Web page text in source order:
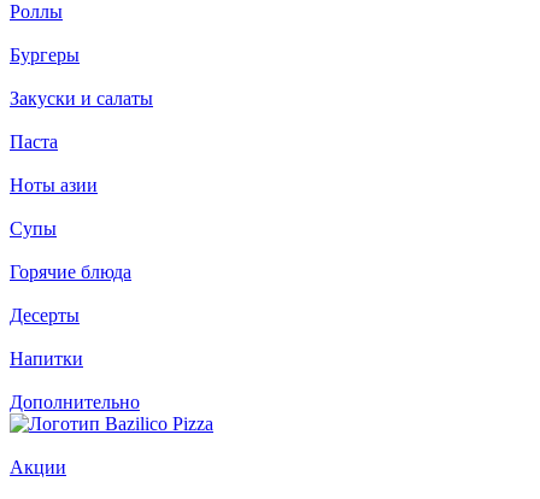
Роллы
Бургеры
Закуски и салаты
Паста
Ноты азии
Супы
Горячие блюда
Десерты
Напитки
Дополнительно
Акции